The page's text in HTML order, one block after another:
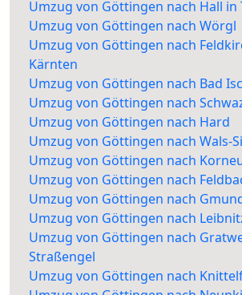
Umzug von Göttingen nach Hall in
Umzug von Göttingen nach Wörgl
Umzug von Göttingen nach
Kärnten
Umzug von Göttingen nach Bad
Umzug von Göttingen nach
Umzug von Göttingen nach Hard
Umzug von Göttingen nach Wals-
Umzug von Göttingen nach
Umzug von Göttingen nach
Umzug von Göttingen nach
Umzug von Göttingen nach
Umzug von Göttingen nach
Straßengel
Umzug von Göttingen nach